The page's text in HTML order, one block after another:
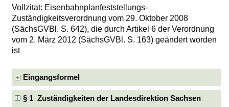
Vollzitat: Eisenbahnplanfeststellungs-
Zuständigkeitsverordnung vom 29. Oktober 2008
(SächsGVBl. S. 642), die durch Artikel 6 der Verordnung
vom 2. März 2012 (SächsGVBl. S. 163) geändert worden
ist
Eingangsformel
§ 1 Zuständigkeiten der Landesdirektion Sachsen